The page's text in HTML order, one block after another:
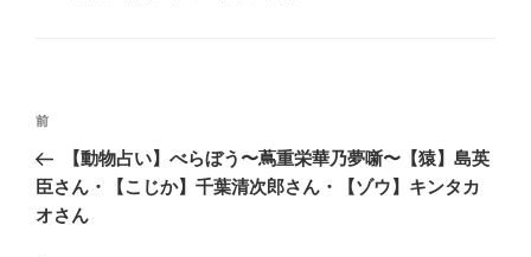
投
ナ
ビ
前
の
投
稿
前
【動物占い】べらぼう〜蔦重栄華乃夢噺〜【猿】島英
臣さん・【こじか】千葉清次郎さん・【ゾウ】キンタカ
オさん